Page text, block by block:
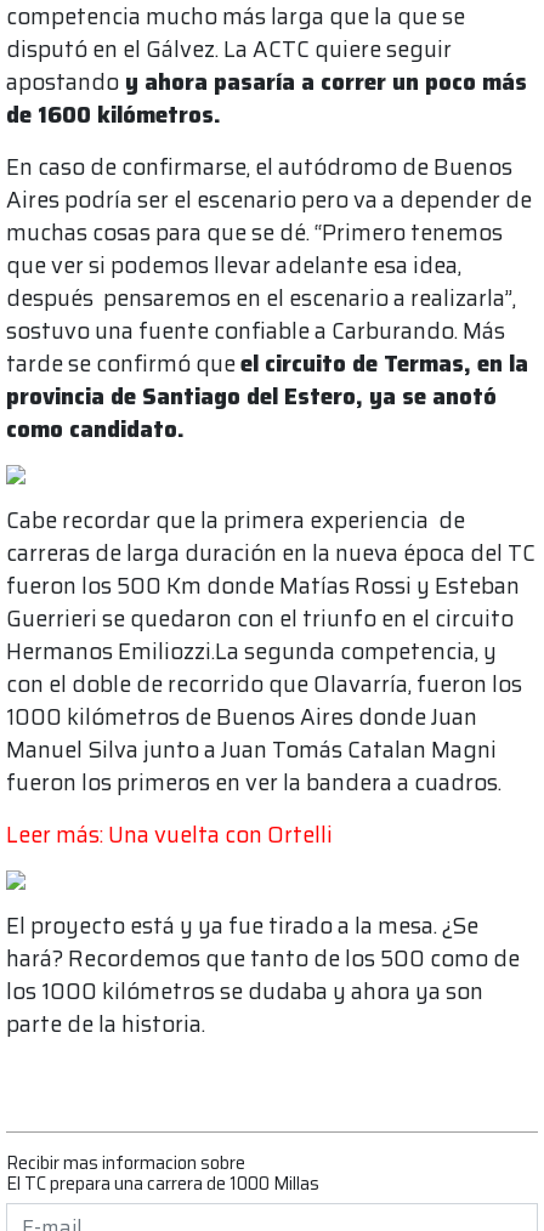
competencia mucho más larga que la que se
disputó en el Gálvez. La ACTC quiere seguir
apostando y ahora pasaría a correr un poco más
de 1600 kilómetros.
En caso de confirmarse, el autódromo de Buenos
Aires podría ser el escenario pero va a depender de
muchas cosas para que se dé. “Primero tenemos
que ver si podemos llevar adelante esa idea,
después pensaremos en el escenario a realizarla”,
sostuvo una fuente confiable a Carburando. Más
tarde se confirmó queel circuito de Termas, en la
provincia de Santiago del Estero, ya se anotó
como candidato.
Cabe recordar que la primera experiencia de
carreras de larga duración en la nueva época del TC
fueron los 500 Km donde Matías Rossi y Esteban
Guerrieri se quedaron con el triunfo en el circuito
Hermanos Emiliozzi.La segunda competencia, y
con el doble de recorrido que Olavarría, fueron los
1000 kilómetros de Buenos Aires donde Juan
Manuel Silva junto a Juan Tomás Catalan Magni
fueron los primeros en ver la bandera a cuadros.
Leer más: Una vuelta con Ortelli
El proyecto está y ya fue tirado a la mesa. ¿Se
hará? Recordemos que tanto de los 500 como de
los 1000 kilómetros se dudaba y ahora ya son
parte de la historia.
Recibir mas informacion sobre
El TC prepara una carrera de 1000 Millas